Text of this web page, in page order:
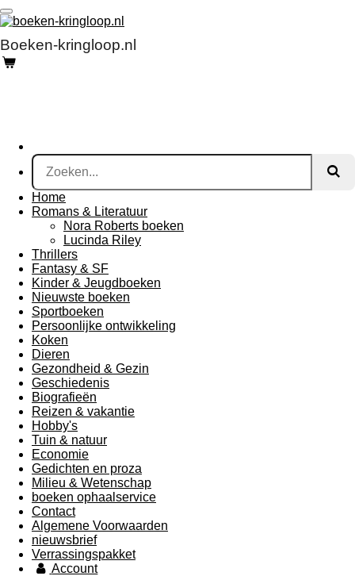
Ga
direct
naar
de
hoofdinhoud
Boeken-kringloop.nl
Home
Romans & Literatuur
Nora Roberts boeken
Lucinda Riley
Thrillers
Fantasy & SF
Kinder & Jeugdboeken
Nieuwste boeken
Sportboeken
Persoonlijke ontwikkeling
Koken
Dieren
Gezondheid & Gezin
Geschiedenis
Biografieën
Reizen & vakantie
Hobby's
Tuin & natuur
Economie
Gedichten en proza
Milieu & Wetenschap
boeken ophaalservice
Contact
Algemene Voorwaarden
nieuwsbrief
Verrassingspakket
Account